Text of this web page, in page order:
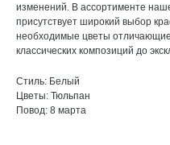
изменений. В ассортименте
присутствует широкий выбор
необходимые цветы
классических композиций до
Стиль: Белый
Цветы: Тюльпан
Повод: 8 марта